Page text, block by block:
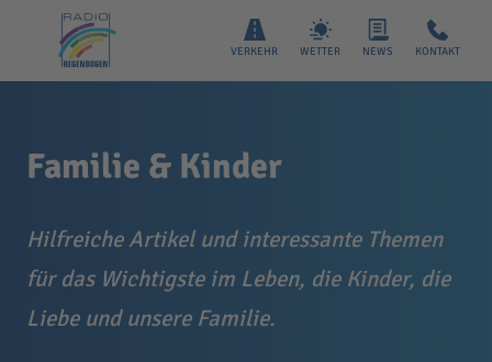
VERKEHR WETTER NEWS KONTAKT
Familie & Kinder
Hilfreiche Artikel und interessante Themen
für das Wichtigste im Leben, die Kinder, die
Liebe und unsere Familie.